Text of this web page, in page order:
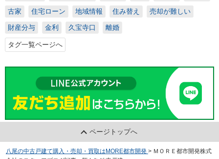
古家 住宅ローン 地域情報 住み替え 売却が難しい
財産分与 金利 久宝寺口 離婚
タグ一覧ページへ
ページトップへ
八尾の中古戸建て購入・売却・買取はMORE都市開発 > ＭＯＲＥ都市開発株式